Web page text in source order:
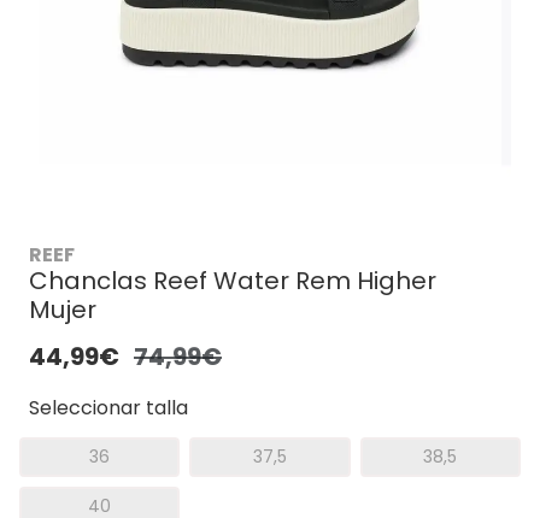
REEF
Chanclas Reef Water Rem Higher
Mujer
44,99€ 74,99€
Seleccionar talla
36 37,5 38,5
40